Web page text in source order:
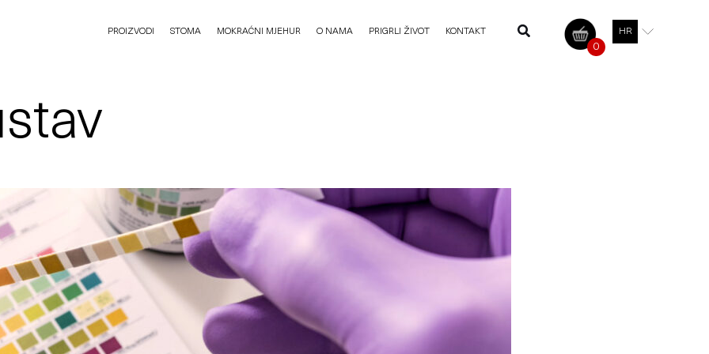
PROIZVODI STOMA MOKRAĆNI MJEHUR O NAMA PRIGRLI ŽIVOT KONTAKT
0
HR